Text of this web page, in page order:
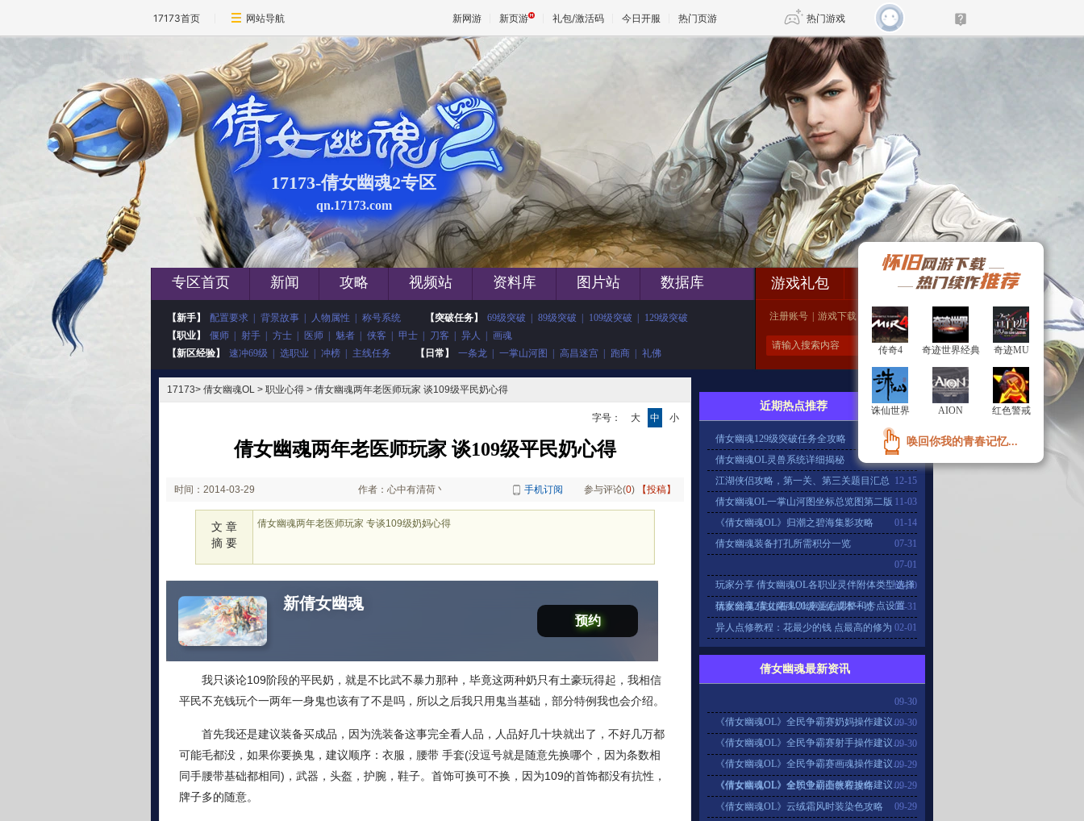
17173首页 网站导航 新网游 新页游 礼包/激活码 今日开服 热门页游 热门游戏
魔兽 DNF 传奇4
天堂 剑网3旗舰版 新天龙八部
王权与自由 诛仙世界 新仙侠5
17173-倩女幽魂2专区
qn.17173.com
专区首页 新闻 攻略 视频站 资料库 图片站 数据库
【新手】 配置要求 背景故事 人物属性 称号系统 【突破任务】 69级突破 89级突破 109级突破
129级突破
【职业】
偃师 射手 方士 医师 魅者 侠客 甲士 刀客 异人
画魂
【新区经验】
速冲69级 选职业 冲榜 主线任务 【日常】 一条龙 一掌山河图 高昌迷宫 跑商 礼佛
游戏礼包 付费充值
注册账号 游戏下载 游戏评测
17173> 倩女幽魂OL > 职业心得 > 倩女幽魂两年老医师玩家 谈109级平民奶心得
字号： 大 中 小
倩女幽魂两年老医师玩家 谈109级平民奶心得
时间：2014-03-29
17:20
作者：心中有清荷丶 手机订阅 参与评论(0) 【投稿】
文 章
摘 要
倩女幽魂两年老医师玩家 专谈109级奶妈心得
新倩女幽魂
预约
我只谈论109阶段的平民奶，就是不比武不暴力那种，毕竟这两种奶只有土豪玩得起，我相信
平民不充钱玩个一两年一身鬼也该有了不是吗，所以之后我只用鬼当基础，部分特例我也会介绍。
首先我还是建议装备买成品，因为洗装备这事完全看人品，人品好几十块就出了，不好几万都
可能毛都没，如果你要换鬼，建议顺序：衣服，腰带 手套(没逗号就是随意先换哪个，因为条数相
同手腰带基础都相同)，武器，头盔，护腕，鞋子。首饰可换可不换，因为109的首饰都没有抗性，
牌子多的随意。
近期热点推荐 更多>>
04-10
倩女幽魂129级突破任务全攻略
倩女幽魂OL灵兽系统详细揭秘
12-15
江湖侠侣攻略，第一关、第三关题目汇总
11-03
倩女幽魂OL一掌山河图坐标总览图第二版
01-14
《倩女幽魂OL》归潮之碧海集影攻略
07-31
倩女幽魂装备打孔所需积分一览
07-01
玩家分享 倩女幽魂OL各职业灵伴附体类型选择
08-30
玩家分享 倩女幽魂OL幸运点调整和卡点设置08-31
倩女幽魂2吴山石1-20级强化成本一览
02-01
异人点修教程：花最少的钱 点最高的修为
倩女幽魂最新资讯
09-30
《倩女幽魂OL》全民争霸赛奶妈操作建议…09-30
《倩女幽魂OL》全民争霸赛射手操作建议…09-30
《倩女幽魂OL》全民争霸赛画魂操作建议…09-29
《倩女幽魂OL》全民争霸赛侠客操作建议…09-29
《倩女幽魂OL》全职业崩山教程攻略
09-29
《倩女幽魂OL》云绒霜风时装染色攻略
传奇4 奇迹世界经典 奇迹MU
诛仙世界 AION 红色警戒
唤回你我的青春记忆...
传奇4 奇迹世界经典 奇迹MU
诛仙世界 AION 红色警戒
唤回你我的青春记忆...